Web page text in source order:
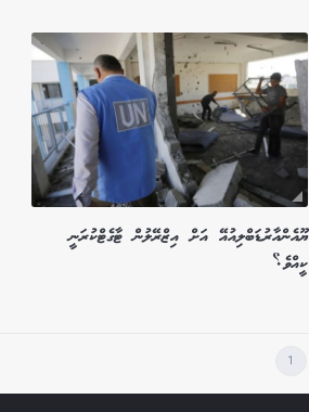
ޔޫއެންއާރުޑަބްލިއުއޭ އަށް އިޒްރޭލުން ޓާގެޓްކުރަނީ
ކީއްވެ؟
1